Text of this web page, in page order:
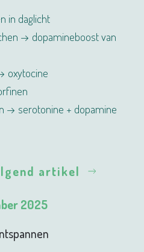
in daglicht
→ dopamineboost van
oxytocine
→ serotonine + dopamine
artikel
2025